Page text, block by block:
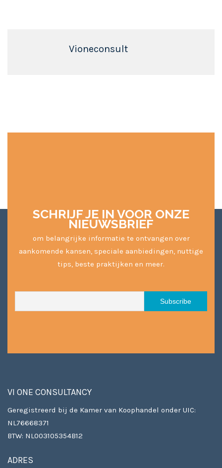
Vioneconsult
SCHRIJF JE IN VOOR ONZE
NIEUWSBRIEF
om belangrijke informatie te ontvangen over
aankomende kansen, speciale aanbiedingen, nuttige
tips, beste praktijken en meer.
VI ONE CONSULTANCY
Geregistreerd bij de Kamer van Koophandel onder UIC:
NL76668371
BTW: NL003105354B12
ADRES